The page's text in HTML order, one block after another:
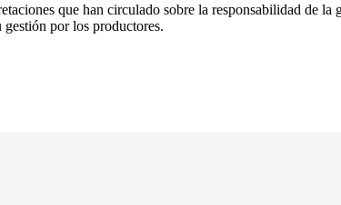
que han circulado sobre la responsabilidad de
por los productores.